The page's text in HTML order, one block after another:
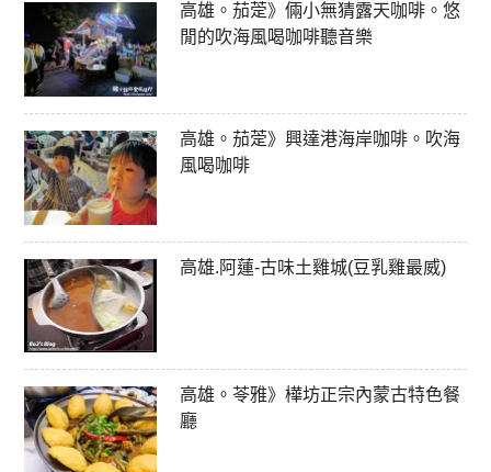
高雄。茄萣》倆小無猜露天咖啡。悠
閒的吹海風喝咖啡聽音樂
高雄。茄萣》興達港海岸咖啡。吹海
風喝咖啡
高雄.阿蓮-古味土雞城(豆乳雞最威)
高雄。苓雅》樺坊正宗內蒙古特色餐
廳